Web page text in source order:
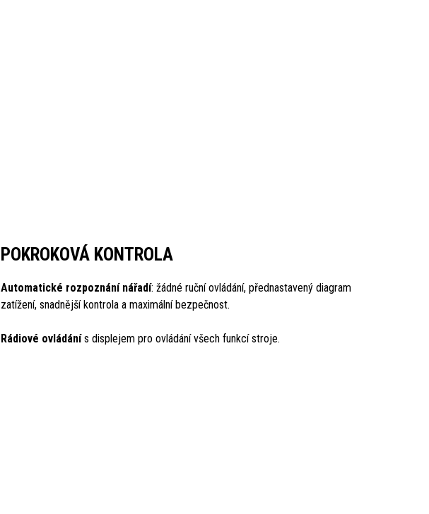
POKROKOVÁ KONTROLA
Automatické rozpoznání nářadí: žádné ruční ovládání, přednastavený diagram
zatížení, snadnější kontrola a maximální bezpečnost.
Rádiové ovládánís displejem pro ovládání všech funkcí stroje.